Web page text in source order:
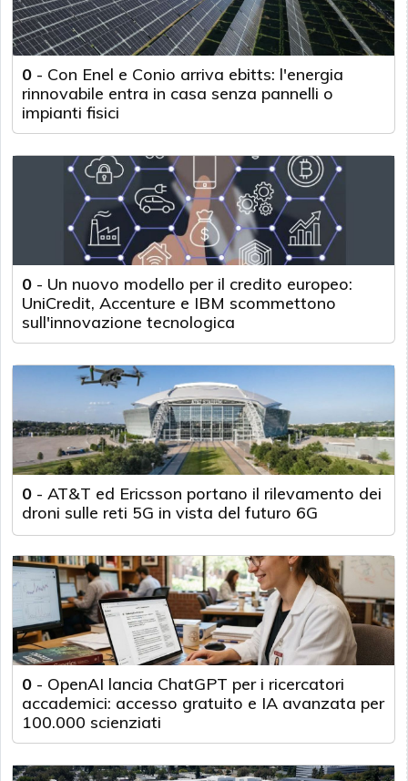
0 - Con Enel e Conio arriva ebitts: l'energia
rinnovabile entra in casa senza pannelli o
impianti fisici
0 - Un nuovo modello per il credito europeo:
UniCredit, Accenture e IBM scommettono
sull'innovazione tecnologica
0 - AT&T ed Ericsson portano il rilevamento dei
droni sulle reti 5G in vista del futuro 6G
0 - OpenAI lancia ChatGPT per i ricercatori
accademici: accesso gratuito e IA avanzata per
100.000 scienziati